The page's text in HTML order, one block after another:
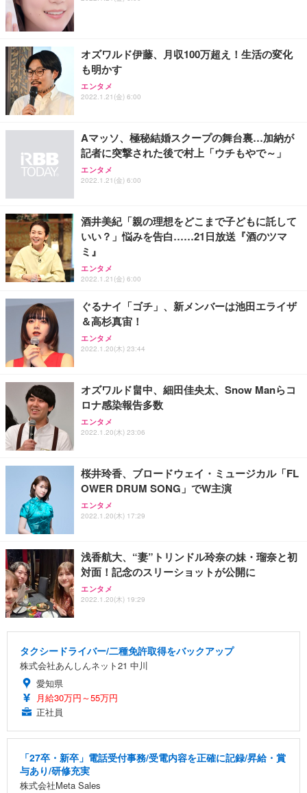
ョン PCチェア 通気性メッシュ ゲーミング/勉強/事
務用 おしゃれ パソコンチェア (ブラック)
Sezlife オフィスチェア デスクチェア 疲れない テレ
ワーク チェア 強化バックレスト 30度ロッキング機
能 人間工学 椅子 腰サポート 90度跳ね上げ式アーム
務用 おしゃれ パソコンチェア (ホワイト)
ANDWINT オフィスチェア デスクチェア 肘なし メ
ッシュ 通気性 ランバーサポート付き 腰サポート ガ
ス圧無段階昇降 360度回転 キャスター付き コンパク
【純正品】27"ゲーミングモニター DualSense 充電
【整備済み品】Dell E2724HS 27インチ 液晶モニタ
ー フルHD（1920×1080）VA 非光沢 HDMI/DisplayP
ort/VGA スピーカー内蔵 高さ調整 スイベル VESA対
【MiniLED/24.5inch/280Hz/FHD】GRAPHT THE S
HOOTER Gaming Monitor 24” Essential ゲーミン
グモニター QD 24.5インチ 1ms FHD 量子ドット 残
ネオ・ルーライフ ネオ・オムツ L 中型犬用 26枚入
Smart Basic(スマートベーシック) 【Amazon.co.jp
限定】 Smart Basic アイリスオーヤマ ペットシーツ
超厚型 お徳用 ワイド 100枚入 (x 1) (ケース販売)
アイリスオーヤマ ペットシーツ 超厚型 お徳用 レギ
ュラー 200枚入【Amazon.co.jp限定】
オズワルド伊藤、月収100万超え！生活の変化
も明かす
エンタメ
2022.1.21(金) 6:00
Aマッソ、極秘結婚スクープの舞台裏…加納が
記者に突撃された後で村上「ウチもやで～」
エンタメ
2022.1.21(金) 6:00
酒井美紀「親の理想をどこまで子どもに託して
いい？」悩みを告白……21日放送『酒のツマ
ミ』
エンタメ
2022.1.21(金) 6:00
ぐるナイ「ゴチ」、新メンバーは池田エライザ
＆高杉真宙！
エンタメ
2022.1.20(木) 23:44
オズワルド畠中、細田佳央太、Snow Manらコ
ロナ感染報告多数
エンタメ
2022.1.20(木) 23:06
桜井玲香、ブロードウェイ・ミュージカル「FL
OWER DRUM SONG」でW主演
エンタメ
2022.1.20(木) 17:29
浅香航大、“妻”トリンドル玲奈の妹・瑠奈と初
対面！記念のスリーショットが公開に
エンタメ
2022.1.20(木) 19:29
タクシードライバー/二種免許取得をバックアップ
株式会社あんしんネット21 中川
愛知県
月給30万円～55万円
正社員
「27卒・新卒」電話受付事務/受電内容を正確に記録/昇給・賞
与あり/研修充実
株式会社Meta Sales